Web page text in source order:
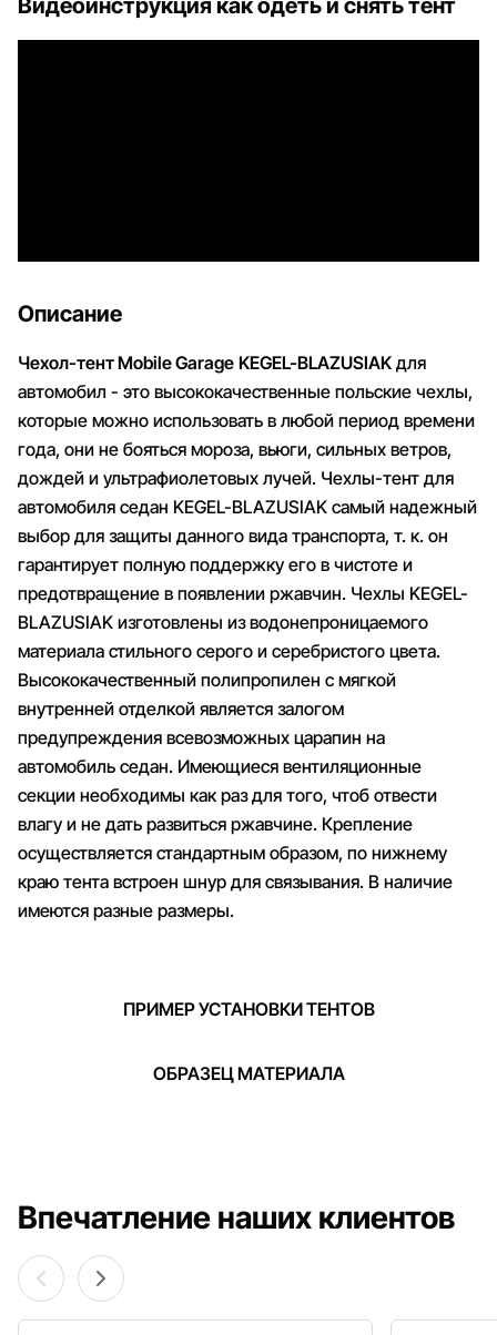
Видеоинструкция как одеть и снять тент
Описание
Чехол-тент Mobile Garage KEGEL-BLAZUSIAK для
автомобил - это высококачественные польские чехлы,
которые можно использовать в любой период времени
года, они не бояться мороза, вьюги, сильных ветров,
дождей и ультрафиолетовых лучей. Чехлы-тент для
автомобиля седан KEGEL-BLAZUSIAK самый надежный
выбор для защиты данного вида транспорта, т. к. он
гарантирует полную поддержку его в чистоте и
предотвращение в появлении ржавчин. Чехлы KEGEL-
BLAZUSIAK изготовлены из водонепроницаемого
материала стильного серого и серебристого цвета.
Высококачественный полипропилен с мягкой
внутренней отделкой является залогом
предупреждения всевозможных царапин на
автомобиль седан. Имеющиеся вентиляционные
секции необходимы как раз для того, чтоб отвести
влагу и не дать развиться ржавчине. Крепление
осуществляется стандартным образом, по нижнему
краю тента встроен шнур для связывания. В наличие
имеются разные размеры.
ПРИМЕР УСТАНОВКИ ТЕНТОВ
ОБРАЗЕЦ МАТЕРИАЛА
Впечатление наших клиентов